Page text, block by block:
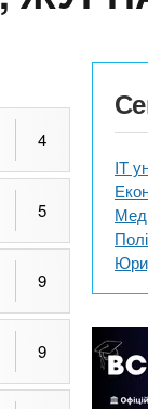
4
5
9
9
IT